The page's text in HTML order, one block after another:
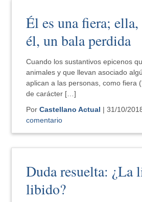
Él es una fiera;
él, un bala perdida
Cuando los sustantivos epicenos
animales y que llevan asociado
aplican a las personas, como fiera
de carácter […]
PorCastellano Actual | 31/10/
comentario
Duda resuelta: ¿La
libido?